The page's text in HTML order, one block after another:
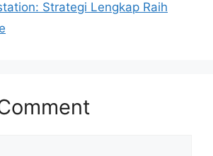
Strategi Lengkap Raih